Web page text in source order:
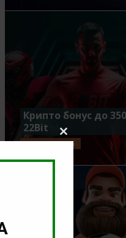
Крипто бонус до
22Bit
ЈУЛИ 29, 2026
Close
this